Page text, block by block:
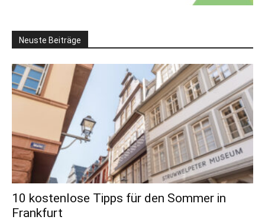
Neuste Beiträge
10 kostenlose Tipps für den Sommer in
Frankfurt